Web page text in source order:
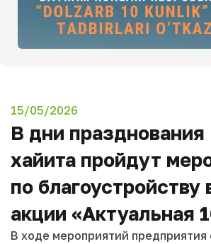
15/05/2026
В дни празднования
хайита пройдут
по благоустройству
акции «Актуальная
В ходе мероприятий предприятия